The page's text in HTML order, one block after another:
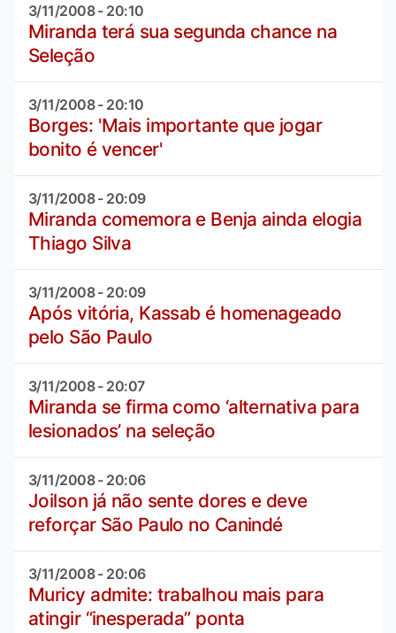
3/11/2008 - 20:10
Miranda terá sua segunda chance na
Seleção
3/11/2008 - 20:10
Borges: 'Mais importante que jogar
bonito é vencer'
3/11/2008 - 20:09
Miranda comemora e Benja ainda elogia
Thiago Silva
3/11/2008 - 20:09
Após vitória, Kassab é homenageado
pelo São Paulo
3/11/2008 - 20:07
Miranda se firma como ‘alternativa para
lesionados’ na seleção
3/11/2008 - 20:06
Joilson já não sente dores e deve
reforçar São Paulo no Canindé
3/11/2008 - 20:06
Muricy admite: trabalhou mais para
atingir “inesperada” ponta